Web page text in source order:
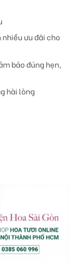
ưu đãi cho
bảo đúng hẹn,
hài lòng